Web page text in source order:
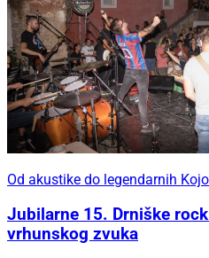
Od akustike do legendarnih
Jubilarne 15. Drniške
vrhunskog zvuka